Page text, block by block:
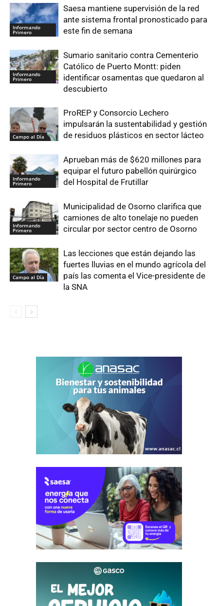
Informando
Primero
Saesa mantiene supervisión de la red
ante sistema frontal pronosticado para
este fin de semana
Informando
Primero
Sumario sanitario contra Cementerio
Católico de Puerto Montt: piden
identificar osamentas que quedaron al
descubierto
Campo al Día
ProREP y Consorcio Lechero
impulsarán la sustentabilidad y gestión
de residuos plásticos en sector lácteo
Informando
Primero
Aprueban más de $620 millones para
equipar el futuro pabellón quirúrgico
del Hospital de Frutillar
Informando
Primero
Municipalidad de Osorno clarifica que
camiones de alto tonelaje no pueden
circular por sector centro de Osorno
Campo al Día
Las lecciones que están dejando las
fuertes lluvias en el mundo agrícola del
país las comenta el Vice-presidente de
la SNA